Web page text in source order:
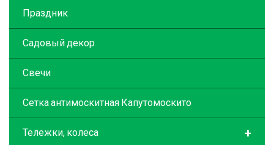
Праздник
Садовый декор
Свечи
Сетка антимоскитная Капутомоскито
+
Тележки, колеса